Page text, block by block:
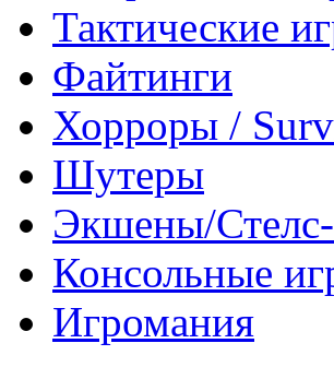
Тактические
Файтинги
Хорроры /
Шутеры
Экшены/
Консольные
Игромания